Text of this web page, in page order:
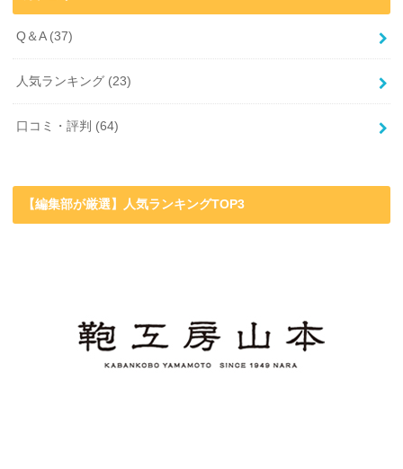
Q＆A (37)
人気ランキング (23)
口コミ・評判 (64)
【編集部が厳選】人気ランキングTOP3